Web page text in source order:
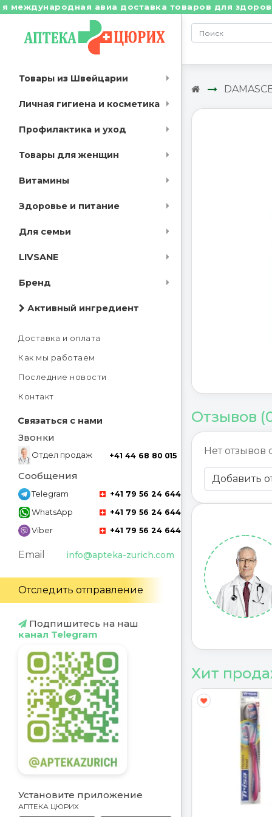
авиа доставка товаров для здоровья
Товары из Швейцарии
Личная гигиена и косметика
Профилактика и уход
Товары для женщин
Витамины
Здоровье и питание
Для семьи
LIVSANE
Бренд
Активный ингредиент
Доставка и оплата
Как мы работаем
Последние новости
Контакт
Связаться с нами
Звонки
Отдел продаж +41 44 68 80 015
Сообщения
Telegram +41 79 56 24 644
WhatsApp +41 79 56 24 644
Viber +41 79 56 24 644
Email info@apteka-zurich.com
Отследить отправление
Подпишитесь на наш
канал Telegram
Установите приложение
АПТЕКА ЦЮРИХ
Отзывов
Нет отзывов
Добавить
Хит
Y